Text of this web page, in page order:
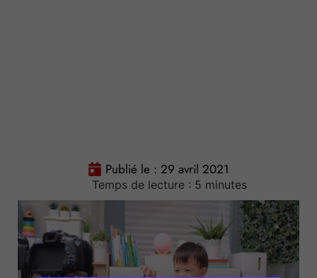
Publié le : 29 avril 2021
Temps de lecture : 5 minutes